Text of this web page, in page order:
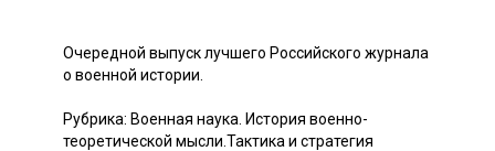
Очередной выпуск лучшего Российского журнала
о военной истории.
Рубрика: Военная наука. История военно-
теоретической мысли.Тактика и стратегия